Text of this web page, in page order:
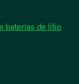
baterías de litio